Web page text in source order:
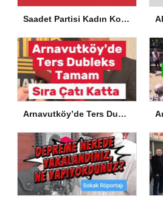
Saadet Partisi Kadın Kolları’ndan Okullardaki Olaylarla İlgili Basın Açıklaması
Arnavutköy’de Ters Dubleks Tamam, Sıra Çatı Katta